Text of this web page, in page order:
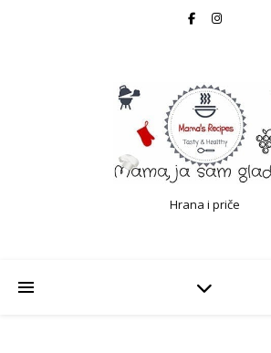
Hrana i priče